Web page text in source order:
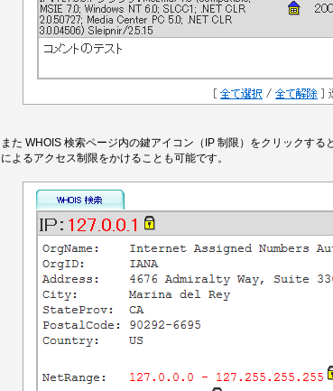
また WHOIS 検索ページ内の鍵アイコン（IP 制限）をクリックする
によるアクセス制限をかけることも可能です。